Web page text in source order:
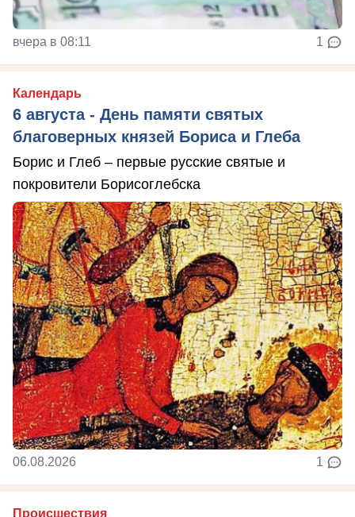
вчера в 08:11 1
Календарь
6 августа - День памяти святых
благоверных князей Бориса и Глеба
Борис и Глеб – первые русские святые и
покровители Борисоглебска
06.08.2026 1
Происшествия